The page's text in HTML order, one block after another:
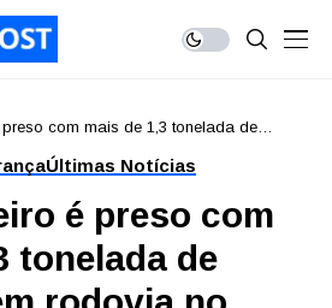
com mais de 1,3 tonelada de
Últimas Notícias
é preso com
tonelada de